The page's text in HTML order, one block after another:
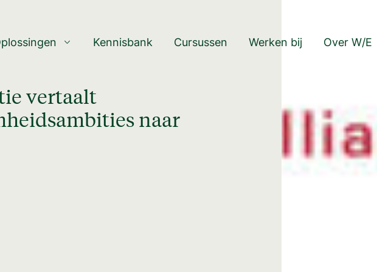
Kennisbank Cursussen Werken bij Over W/E
vertaalt
naar